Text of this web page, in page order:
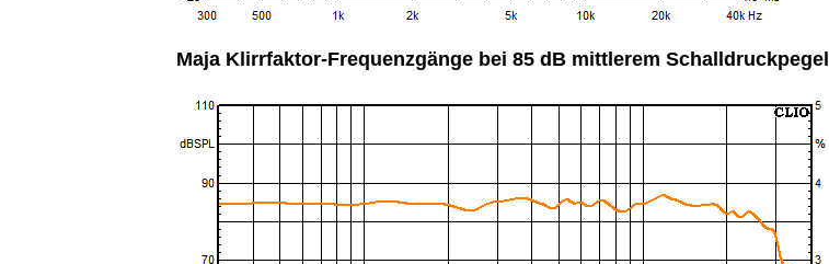
Maja Klirrfaktor-Frequenzgänge bei 85 dB mittlerem Schalldruckpegel